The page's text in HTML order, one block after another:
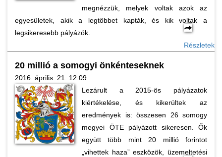
megnézzük, melyek voltak azok az
egyesületek, akik a legtöbbet kapták, és kik voltak a
legsikeresebb pályázók.
Részletek
20 millió a somogyi önkénteseknek
2016. április. 21. 12:09
Lezárult a 2015-ös pályázatok
kiértékelése, és kikerültek az
eredmények is: összesen 26 somogy
megyei ÖTE pályázott sikeresen. Ők
együtt több mint 20 millió forintot
„vihettek haza” eszközök, üzemeltetési